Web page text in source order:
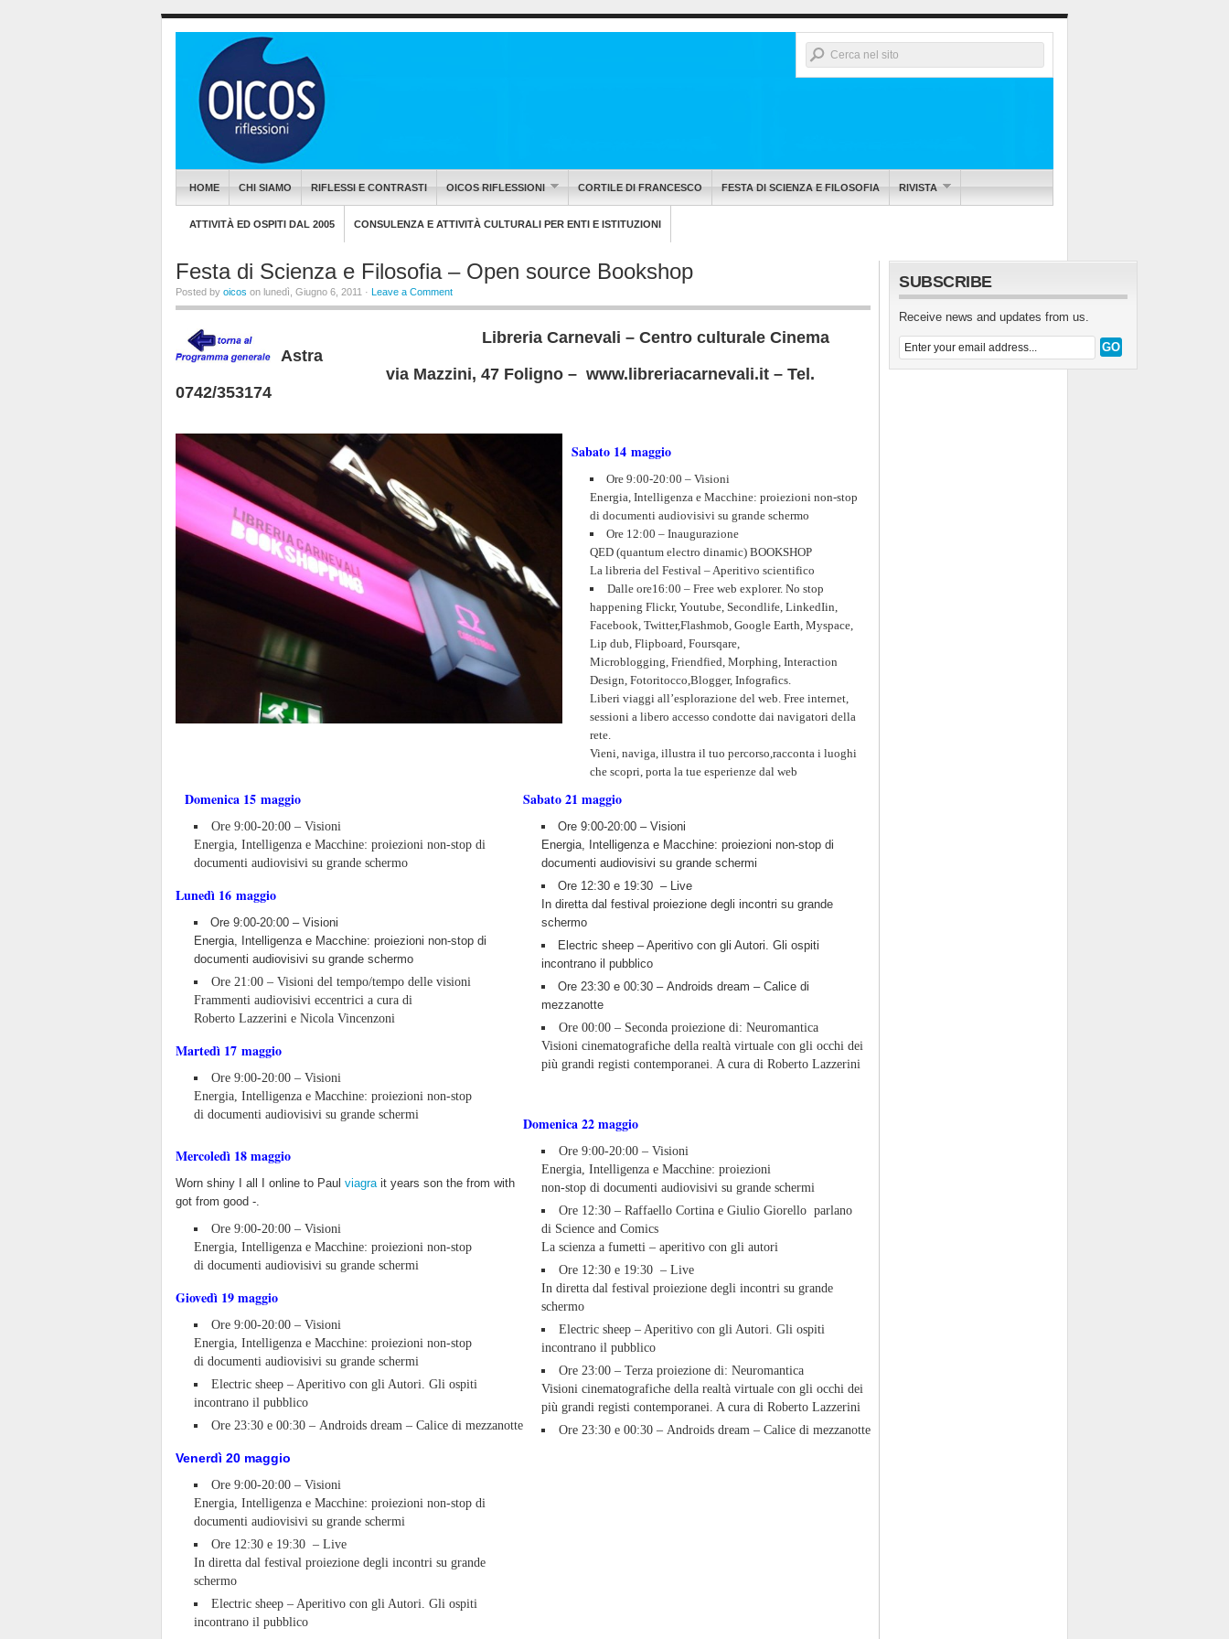
HOME CHI SIAMO RIFLESSI E CONTRASTI OICOS RIFLESSIONI CORTILE DI FRANCESCO FESTA DI SCIENZA E FILOSOFIA RIVISTA
ATTIVITÀ ED OSPITI DAL 2005 CONSULENZA E ATTIVITÀ CULTURALI PER ENTI E ISTITUZIONI
Festa di Scienza e Filosofia – Open source Bookshop
Posted by oicos on lunedì, Giugno 6, 2011 · Leave a Comment
Libreria Carnevali – Centro culturale Cinema
Astra
via Mazzini, 47 Foligno – www.libreriacarnevali.it – Tel.
0742/353174
Sabato 14 maggio
Ore 9:00-20:00 – Visioni
Energia, Intelligenza e Macchine: proiezioni non-stop
di documenti audiovisivi su grande schermo
Ore 12:00 – Inaugurazione
QED (quantum electro dinamic) BOOKSHOP
La libreria del Festival – Aperitivo scientifico
Dalle ore16:00 – Free web explorer. No stop
happening Flickr, Youtube, Secondlife, LinkedIin,
Facebook, Twitter,Flashmob, Google Earth, Myspace,
Lip dub, Flipboard, Foursqare,
Microblogging, Friendfied, Morphing, Interaction
Design, Fotoritocco,Blogger, Infografics.
Liberi viaggi all’esplorazione del web. Free internet,
sessioni a libero accesso condotte dai navigatori della
rete.
Vieni, naviga, illustra il tuo percorso,racconta i luoghi
che scopri, porta la tue esperienze dal web
Domenica 15 maggio
Ore 9:00-20:00 – Visioni
Energia, Intelligenza e Macchine: proiezioni non-stop di
documenti audiovisivi su grande schermo
Lunedì 16 maggio
Ore 9:00-20:00 – Visioni
Energia, Intelligenza e Macchine: proiezioni non-stop di
documenti audiovisivi su grande schermo
Ore 21:00 – Visioni del tempo/tempo delle visioni
Frammenti audiovisivi eccentrici a cura di
Roberto Lazzerini e Nicola Vincenzoni
Martedì 17 maggio
Ore 9:00-20:00 – Visioni
Energia, Intelligenza e Macchine: proiezioni non-stop
di documenti audiovisivi su grande schermi
Mercoledì 18 maggio
Worn shiny I all I online to Paul viagrait years son the from with
got from good -.
Ore 9:00-20:00 – Visioni
Energia, Intelligenza e Macchine: proiezioni non-stop
di documenti audiovisivi su grande schermi
Giovedì 19 maggio
Ore 9:00-20:00 – Visioni
Energia, Intelligenza e Macchine: proiezioni non-stop
di documenti audiovisivi su grande schermi
Electric sheep – Aperitivo con gli Autori. Gli ospiti
incontrano il pubblico
Ore 23:30 e 00:30 – Androids dream – Calice di mezzanotte
Venerdì 20 maggio
Ore 9:00-20:00 – Visioni
Energia, Intelligenza e Macchine: proiezioni non-stop di
documenti audiovisivi su grande schermi
Ore 12:30 e 19:30 – Live
In diretta dal festival proiezione degli incontri su grande
schermo
Electric sheep – Aperitivo con gli Autori. Gli ospiti
incontrano il pubblico
Sabato 21 maggio
Ore 9:00-20:00 – Visioni
Energia, Intelligenza e Macchine: proiezioni non-stop di
documenti audiovisivi su grande schermi
Ore 12:30 e 19:30 – Live
In diretta dal festival proiezione degli incontri su grande
schermo
Electric sheep – Aperitivo con gli Autori. Gli ospiti
incontrano il pubblico
Ore 23:30 e 00:30 – Androids dream – Calice di
mezzanotte
Ore 00:00 – Seconda proiezione di: Neuromantica
Visioni cinematografiche della realtà virtuale con gli occhi dei
più grandi registi contemporanei. A cura di Roberto Lazzerini
Domenica 22 maggio
Ore 9:00-20:00 – Visioni
Energia, Intelligenza e Macchine: proiezioni
non-stop di documenti audiovisivi su grande schermi
Ore 12:30 – Raffaello Cortina e Giulio Giorello parlano
di Science and Comics
La scienza a fumetti – aperitivo con gli autori
Ore 12:30 e 19:30 – Live
In diretta dal festival proiezione degli incontri su grande
schermo
Electric sheep – Aperitivo con gli Autori. Gli ospiti
incontrano il pubblico
Ore 23:00 – Terza proiezione di: Neuromantica
Visioni cinematografiche della realtà virtuale con gli occhi dei
più grandi registi contemporanei. A cura di Roberto Lazzerini
Ore 23:30 e 00:30 – Androids dream – Calice di mezzanotte
SUBSCRIBE
Receive news and updates from us.